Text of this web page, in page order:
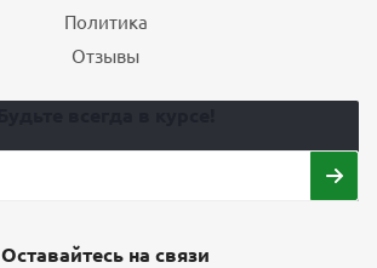
Политика
Отзывы
Оставайтесь на связи